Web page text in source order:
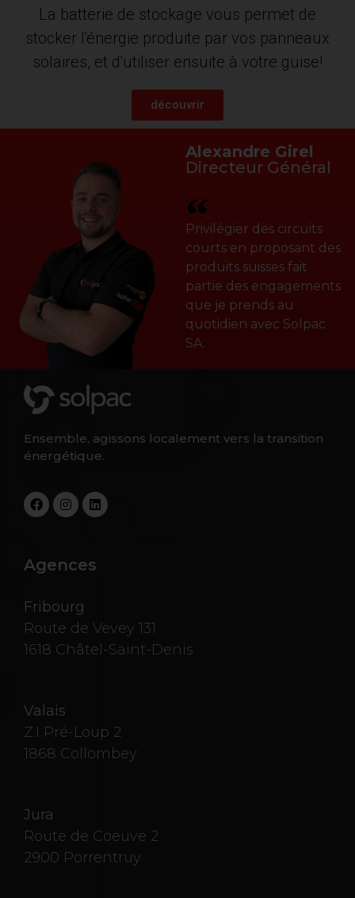
La batterie de stockage vous permet de
stocker l'énergie produite par vos panneaux
solaires, et d'utiliser ensuite à votre guise!
découvrir
Alexandre Girel
Directeur Général
Privilégier des circuits
courts en proposant des
produits suisses fait
partie des engagements
que je prends au
quotidien avec Solpac
SA.
Ensemble, agissons localement vers la transition
énergétique.
Agences
Fribourg
Route de Vevey 131
1618 Châtel-Saint-Denis
Valais
Z.I Pré-Loup 2
1868 Collombey
Jura
Route de Coeuve 2
2900 Porrentruy